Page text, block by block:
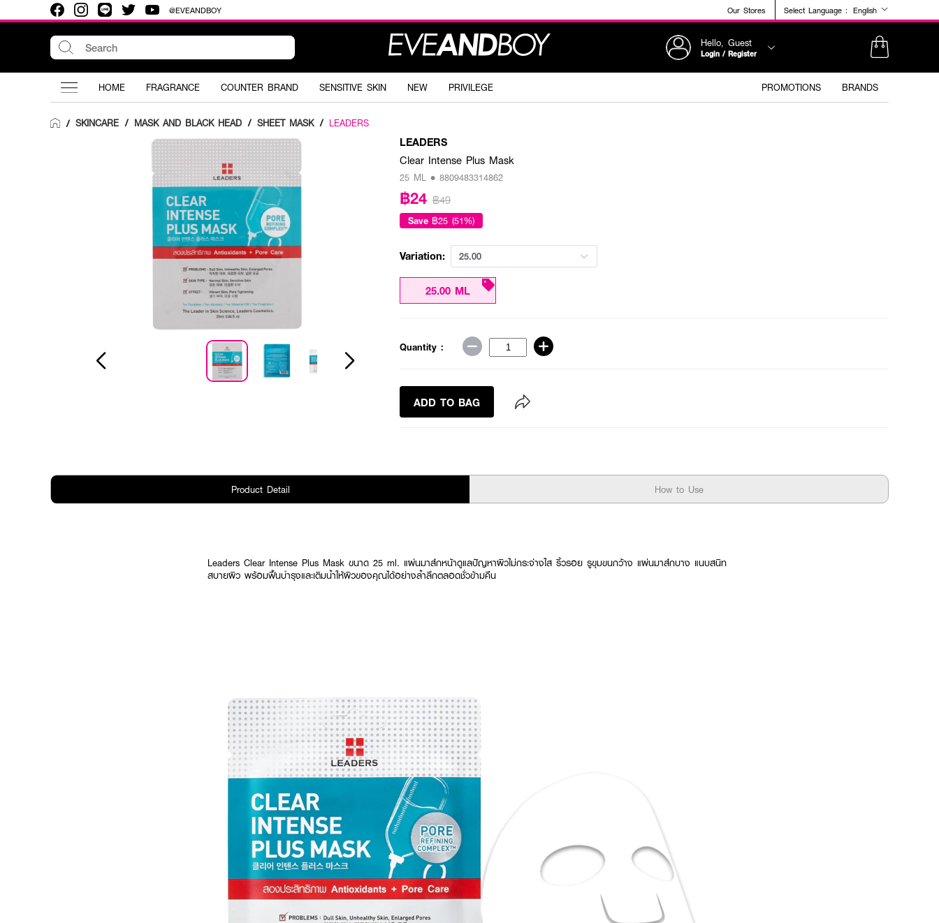
@EVEANDBOY Our Stores Select Language : English
Hello, Guest
Login / Register
HOME FRAGRANCE COUNTER BRAND SENSITIVE SKIN NEW PRIVILEGE PROMOTIONS BRANDS
/ SKINCARE / MASK AND BLACK HEAD / SHEET MASK / LEADERS
LEADERS
Clear Intense Plus Mask
25 ML • 8809483314862
฿24 ฿49
Save ฿25 (51%)
Variation: 25.00
25.00 ML
Quantity :
ADD TO BAG
Product Detail How to Use
Leaders Clear Intense Plus Mask ขนาด 25 ml. แผ่นมาส์กหน้าดูแลปัญหาผิวไม่กระจ่างใส ริ้วรอย รูขุมขนกว้าง แผ่นมาส์กบาง แนบสนิท
สบายผิว พร้อมฟื้นบำรุงและเติมน้ำให้ผิวของคุณได้อย่างล้ำลึกตลอดชั่วข้ามคืน